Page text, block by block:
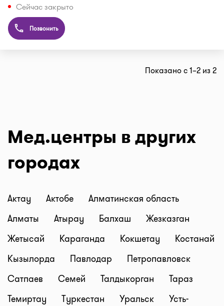
Сейчас закрыто
Позвонить
Показано с 1–2 из 2
Мед.центры в других
городах
Актау Актобе
Алматинская область
Алматы
Атырау Балхаш
Жезказган
Жетысай
Караганда Кокшетау
Костанай
Кызылорда
Павлодар
Петропавловск
Сатпаев
Семей Талдыкорган
Тараз
Темиртау
Туркестан Уральск
Усть-